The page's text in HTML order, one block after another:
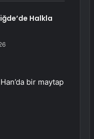
Halkla
bir maytap